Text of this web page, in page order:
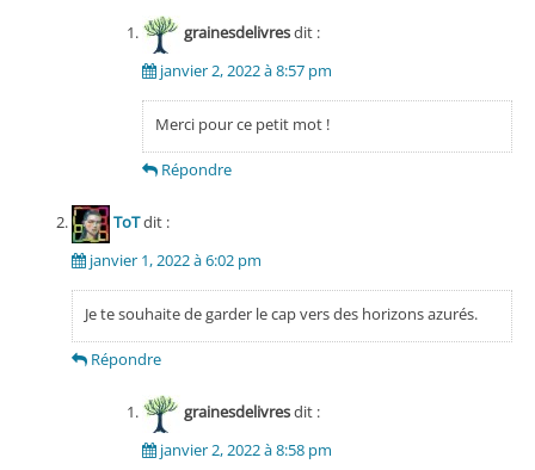
grainesdelivresdit :
janvier 2, 2022 à 8:57 pm
Merci pour ce petit mot !
Répondre
ToTdit :
janvier 1, 2022 à 6:02 pm
Je te souhaite de garder le cap vers des horizons azurés.
Répondre
grainesdelivresdit :
janvier 2, 2022 à 8:58 pm